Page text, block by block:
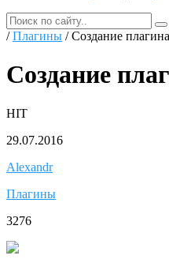
/Плагины / Создание
Создание
HIT
29.07.2016
Alexandr
Плагины
3276